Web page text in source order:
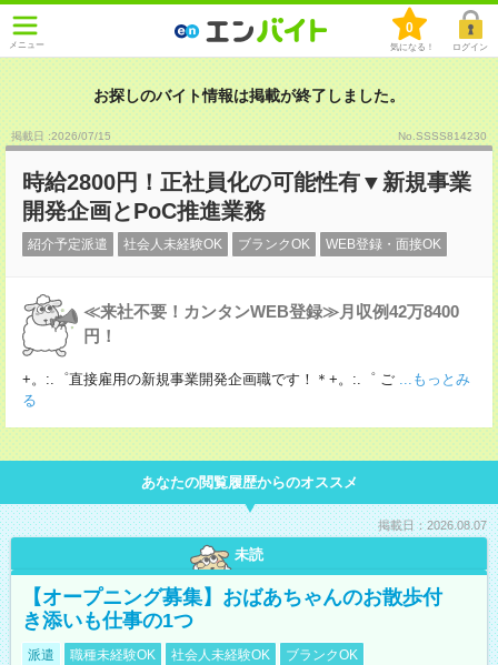
メニュー
0
気になる！ ログイン
お探しのバイト情報は掲載が終了しました。
掲載日 :2026/07/15 No.SSSS814230
時給2800円！正社員化の可能性有▼新規事業
開発企画とPoC推進業務
紹介予定派遣 社会人未経験OK ブランクOK WEB登録・面接OK
≪来社不要！カンタンWEB登録≫月収例42万8400
円！
+。:.゜直接雇用の新規事業開発企画職です！＊+。:.゜ ご ...もっとみ
る
あなたの閲覧履歴からのオススメ
掲載日：2026.08.07
未読
【オープニング募集】おばあちゃんのお散歩付
き添いも仕事の1つ
派遣 職種未経験OK 社会人未経験OK
ブランクOK